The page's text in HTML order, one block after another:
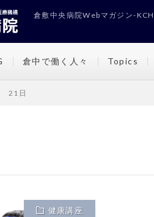
倉敷中央病院Webマガジン-
倉中で働く人々 Topics
21日
健康講座